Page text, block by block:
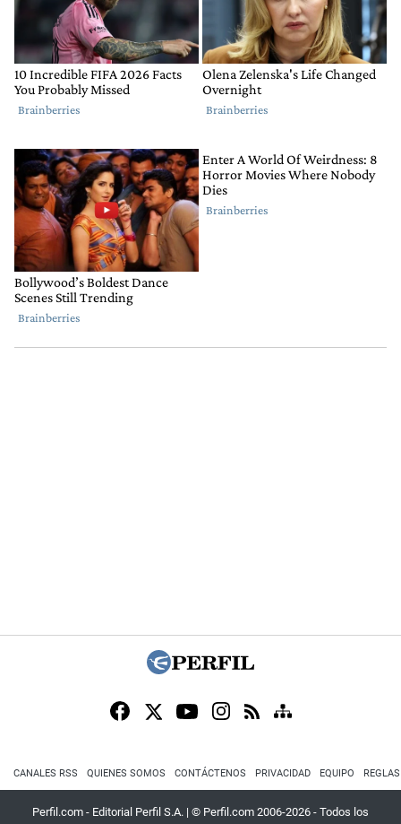
CANALES RSS QUIENES SOMOS CONTÁCTENOS PRIVACIDAD EQUIPO
Perfil.com - Editorial Perfil S.A. | © Perfil.com 2006-2026 - Todos los